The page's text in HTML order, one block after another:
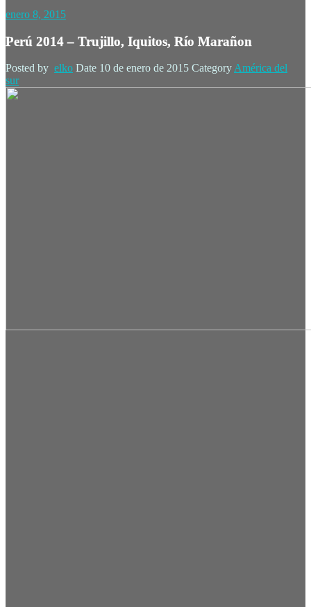
enero 8, 2015
Perú 2014 – Trujillo, Iquitos, Río Marañon
Posted by elko Date 10 de enero de 2015 Category América del
sur